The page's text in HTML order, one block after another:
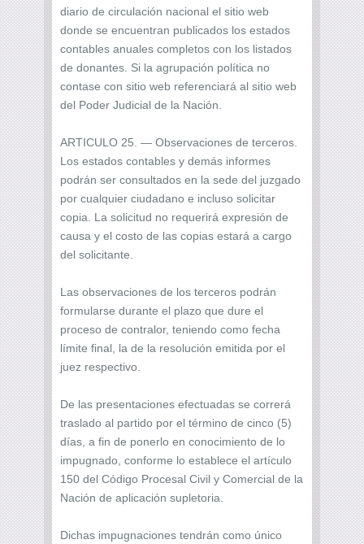
diario de circulación nacional el sitio web
donde se encuentran publicados los estados
contables anuales completos con los listados
de donantes. Si la agrupación política no
contase con sitio web referenciará al sitio web
del Poder Judicial de la Nación.
ARTICULO 25. — Observaciones de terceros.
Los estados contables y demás informes
podrán ser consultados en la sede del juzgado
por cualquier ciudadano e incluso solicitar
copia. La solicitud no requerirá expresión de
causa y el costo de las copias estará a cargo
del solicitante.
Las observaciones de los terceros podrán
formularse durante el plazo que dure el
proceso de contralor, teniendo como fecha
límite final, la de la resolución emitida por el
juez respectivo.
De las presentaciones efectuadas se correrá
traslado al partido por el término de cinco (5)
días, a fin de ponerlo en conocimiento de lo
impugnado, conforme lo establece el artículo
150 del Código Procesal Civil y Comercial de la
Nación de aplicación supletoria.
Dichas impugnaciones tendrán como único